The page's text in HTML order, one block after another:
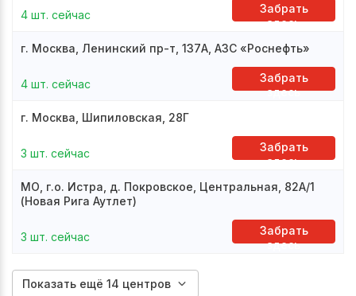
4 шт. сейчас
Забрать
здесь
г. Москва, Ленинский пр-т, 137А, АЗС «Роснефть»
4 шт. сейчас
Забрать
здесь
г. Москва, Шипиловская, 28Г
3 шт. сейчас
Забрать
здесь
МО, г.о. Истра, д. Покровское, Центральная, 82А/1
(Новая Рига Аутлет)
3 шт. сейчас
Забрать
здесь
Показать ещё 14 центров